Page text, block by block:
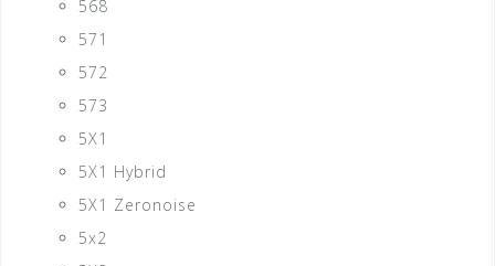
568
571
572
573
5X1
5X1 Hybrid
5X1 Zeronoise
5x2